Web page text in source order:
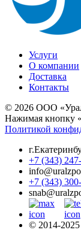
Услуги
О компании
Доставка
Контакты
© 2026 ООО
Нажимая кнопку
Политикой
+7 (343)
+7 (343)
© 2014-2025